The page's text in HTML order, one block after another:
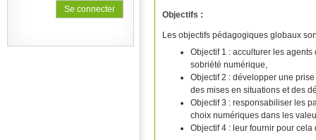
Objectifs :
Les objectifs pédagogiques globaux
Objectif 1 : acculturer les
sobriété numérique,
Objectif 2 : développer une
des mises en situations et des
Objectif 3 : responsabiliser les
choix numériques dans les
Objectif 4 : leur fournir pour